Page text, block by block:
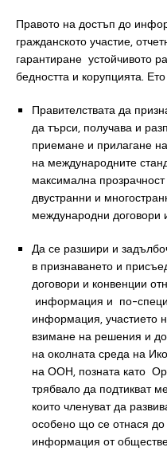
Правото на достъп до
гражданското участие,
гарантиране устойчивото
бедността и корупцията.
Правителствата да
да търси, получава и
приемане и прилагане
на международните
максимална
двустранни и
международни договори
Да се разшири и
в признаването и
договори и конвенции
информация и по-
информация, участието
взимане на решения и
на околната среда на
на ООН, позната като
трябвало да подтикват
които членуват да
особено що се отнася до
информация от